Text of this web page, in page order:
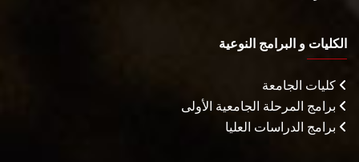
الكليات و البرامج النوعية
كليات الجامعة
برامج المرحلة الجامعية الأولى
برامج الدراسات العليا